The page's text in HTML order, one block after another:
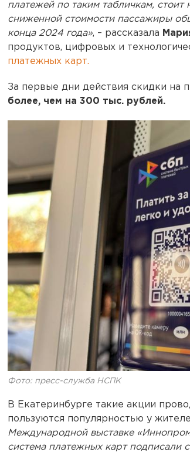
платежей по таким табличкам,
сниженной стоимости пассажиры
конца 2024 года», – рассказала
продуктов, цифровых и
платежных карт.
За первые дни действия скидки на
более, чем на 300 тыс. рублей.
Фото: пресс-служба НСПК
В Екатеринбурге такие акции
пользуются популярностью у
Международной выставке
система платежных карт подписали